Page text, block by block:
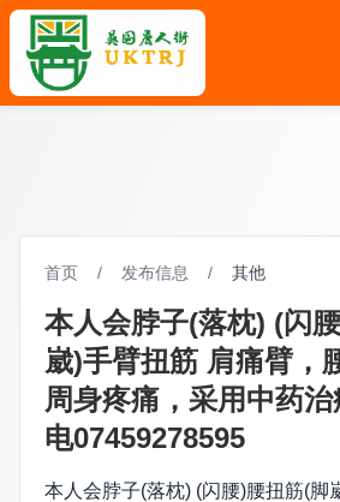
首页 / 发布信息 / 其他
本人会脖子(落枕) (闪
崴)手臂扭筋 肩痛臂，
周身疼痛，采用中药
电07459278595
本人会脖子(落枕) (闪腰)腰扭筋(脚